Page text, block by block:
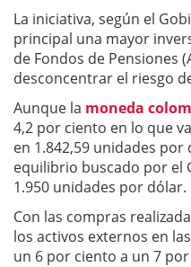
La iniciativa, según el
principal una mayor
de Fondos de Pensiones
desconcentrar el riesgo
Aunque la moneda
4,2 por ciento en lo que
en 1.842,59 unidades
equilibrio buscado por el
1.950 unidades por dólar.
Con las compras
los activos externos en
un 6 por ciento a un 7